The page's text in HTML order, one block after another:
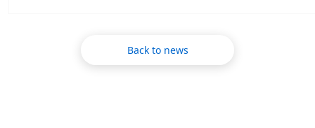
Back to news